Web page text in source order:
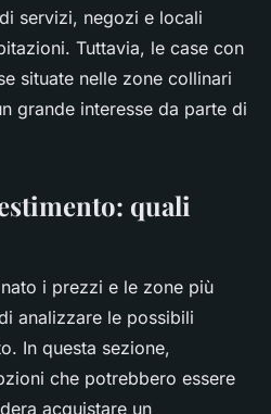
servizi, negozi e locali
Tuttavia, le case con
situate nelle zone collinari
grande interesse da parte di
quali
i prezzi e le zone più
analizzare le possibili
In questa sezione,
che potrebbero essere
acquistare un